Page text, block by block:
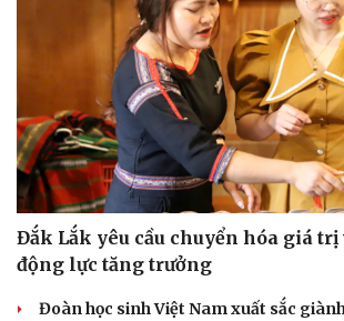
Đắk Lắk yêu cầu chuyển hóa giá
động lực tăng trưởng
Đoàn học sinh Việt Nam xuất sắc